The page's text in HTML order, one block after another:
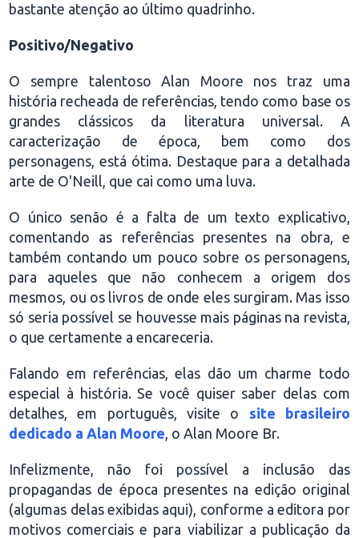
bastante atenção ao último quadrinho.
Positivo/Negativo
O sempre talentoso Alan Moore nos traz uma
história recheada de referências, tendo como base os
grandes clássicos da literatura universal. A
caracterização de época, bem como dos
personagens, está ótima. Destaque para a detalhada
arte de O'Neill, que cai como uma luva.
O único senão é a falta de um texto explicativo,
comentando as referências presentes na obra, e
também contando um pouco sobre os personagens,
para aqueles que não conhecem a origem dos
mesmos, ou os livros de onde eles surgiram. Mas isso
só seria possível se houvesse mais páginas na revista,
o que certamente a encareceria.
Falando em referências, elas dão um charme todo
especial à história. Se você quiser saber delas com
detalhes, em português, visite o site brasileiro
dedicado a Alan Moore, o Alan Moore Br.
Infelizmente, não foi possível a inclusão das
propagandas de época presentes na edição original
(algumas delas exibidas aqui), conforme a editora por
motivos comerciais e para viabilizar a publicação da